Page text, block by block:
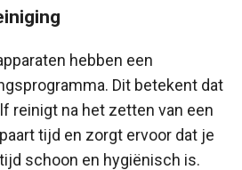
hebben een
Dit betekent dat
reinigt na het zetten van een
tijd en zorgt ervoor dat je
schoon en hygiënisch is.